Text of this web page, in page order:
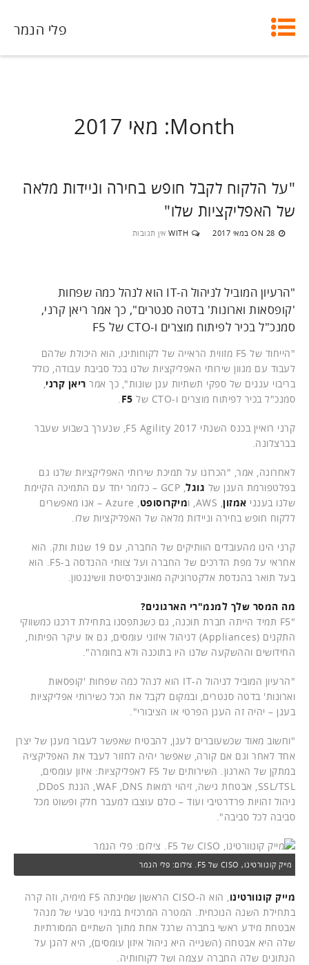
פלי הנמר
Month: מאי 2017
"על הלקוח לקבל חופש בחירה וניידות מלאה
של האפליקציות שלו"
ON 28 במאי 2017 WITH אין תגובות
"הרעיון המוביל לניהול ה-IT הוא לנהל כמה שפחות
'קופסאות וארונות' בדטה סנטרים", כך אמר ריאן קרני,
סמנכ"ל בכיר לפיתוח מוצרים ו-CTO של F5
"הייחוד של F5 מזווית הראייה של לקוחותינו, הוא היכולת שלהם
לעבוד עם מגוון שירותי האפליקציות שלנו בכל סביבת עבודה, כולל
בריבוי עננים של ספקי תשתיות ענן שונות", כך אמר ריאן קרני,
סמנכ"ל בכיר לפיתוח מוצרים ו-CTO של
F5
.
קרני רואיין בכנס השנתי F5 Agility 2017, שנערך בשבוע שעבר
בברצלונה.
לאחרונה, אמר, "הכרזנו על תמיכת שירותי האפליקציות שלנו גם
בפלטפורמת הענן של גוגל
, GCP – כלומר יחד עם התמיכה הקיימת
שלנו בענני אמזון, AWS, ו מיקרוסופט
, Azure – אנו מאפשרים
ללקוח חופש בחירה וניידות מלאה של האפליקציות שלו.
קרני הינו מהעובדים הוותיקים של החברה, עם 19 שנות ותק. הוא
אחראי על מפת הדרכים של החברה ועל צוותי ההנדסה ב-F5. הוא
בעל תואר בהנדסת אלקטרוניקה מאוניברסיטת וושינגטון.
מה המסר שלך למנמ"רי הארגונים?
"F5 תמיד הייתה חברת תוכנה, גם כשנתפסנו בתחילת דרכנו כמשווקי
התקנים (Appliances) לניהול איזוני עומסים, גם אז עיקר הפיתוח,
החידושים וההשקעה שלנו היו בתוכנה ולא בחומרה".
"הרעיון המוביל לניהול ה-IT הוא לנהל כמה שפחות 'קופסאות
וארונות' בדטה סנטרים, ובמקום לקבל את הכל כשירותי אפליקציות
בענן – יהיה זה הענן הפרטי או הציבורי".
"וחשוב מאוד שכשעוברים לענן, להבטיח שאפשר לעבור מענן של יצרן
אחד לאחר וגם אם קורה, שאפשר יהיה לחזור לעבד את האפליקציה
במתקן של הארגון. השירותים של F5 לאפליקציות: איזון עומסים,
SSL/TSL, אבטחת גישה, זיהוי רמאות WAF ,DNS, הגנת DDoS,
ניהול זהויות פרדרטיבי ועוד – כולם עוצבו למעבר חלק ופשוט מכל
סביבה לכל סביבה".
מייק קונוורטינו, CISO של F5. צילום: פלי הנמר
מייק קונוורטינו
, הוא ה-CISO הראשון שמינתה F5 מימיה, וזה קרה
בתחילת השנה הנוכחית. המטרה המרכזית במינוי טבעי של מנהל
אבטחת מידע ראשי בחברה שרגל אחת מתוך השתיים המסורתיות
שלה היא אבטחה (השנייה היא ניהול איזון עומסים), היא להגן על
הנתונים שלה החברה עצמה ושל לקוחותיה.